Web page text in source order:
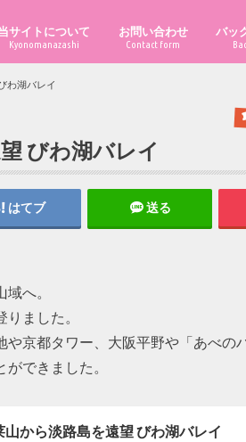
サイトについて
Kyonomanazashi
お問い合わせ
Contact form
バッ
わ湖バレイ
びわ湖バレイ
はてブ 送る
へ。
ました。
京都タワー、大阪平野や「あべの
できました。
山から淡路島を遠望 びわ湖バレイ